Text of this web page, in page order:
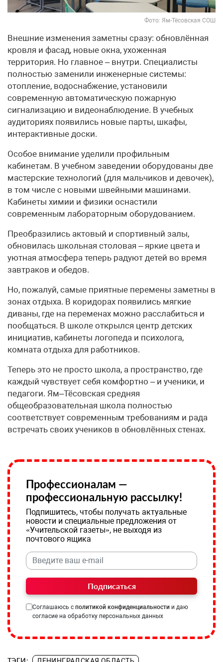
Фото: Ям-Тёсовская СОШ
Внешние изменения заметны сразу: обновлённая
кровля и фасад, новые окна, ухоженная
территория. Но главное – внутри. Специалисты
полностью заменили инженерные системы:
отопление, водоснабжение, установили
современную автоматическую пожарную
сигнализацию и видеонаблюдение. В учебных
аудиториях появились новые парты, шкафы,
интерактивные доски.
Особое внимание уделили профильным
кабинетам. В учебном заведении оборудованы две
мастерские технологий (для мальчиков и девочек),
в том числе с новыми швейными машинами.
Кабинеты химии и физики оснастили
современным лабораторным оборудованием.
Преобразились актовый и спортивный залы,
обновилась школьная столовая – яркие цвета и
уютная атмосфера теперь радуют детей во время
завтраков и обедов.
Но, пожалуй, самые приятные перемены заметны в
зонах отдыха. В коридорах появились мягкие
диваны, где на переменах можно расслабиться и
пообщаться. В школе открылся центр детских
инициатив, кабинеты логопеда и психолога,
комната отдыха для работников.
Теперь это не просто школа, а пространство, где
каждый чувствует себя комфортно – и ученики, и
педагоги. Ям–Тёсовская средняя
общеобразовательная школа полностью
соответствует современным требованиям и рада
встречать своих учеников в обновлённых стенах.
Профессионалам —
профессиональную рассылку!
Подпишитесь, чтобы получать актуальные
новости и специальные предложения от
«Учительской газеты», не выходя из
почтового ящика
Подписаться
Соглашаюсь с политикой конфиденциальности и даю
согласие на обработку персональных данных